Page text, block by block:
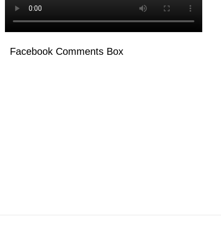
Facebook Comments Box